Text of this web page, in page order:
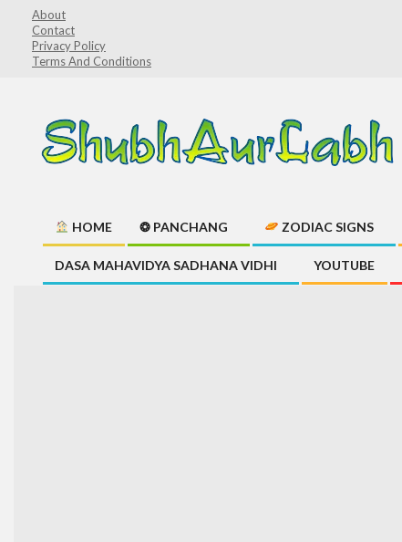
content
About
Contact
Privacy Policy
Terms And Conditions
HOME ❂ PANCHANG ZODIAC SIGNS
DASA MAHAVIDYA SADHANA VIDHI YOUTUBE